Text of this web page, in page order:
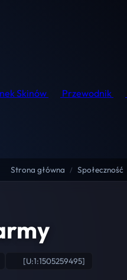
Skinów Przewodnik
Strona główna / Społeczność
[U:1:1505259495]